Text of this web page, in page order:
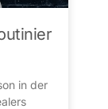
in der